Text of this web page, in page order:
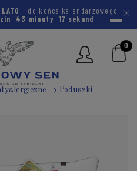
LATO - do końca kalendarzowego
43 minuty 16 sekund
Poduszki